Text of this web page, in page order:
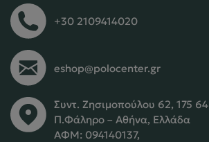
+30 2109414020
eshop@polocenter.gr
Συντ. Ζησιμοπούλου 62, 175 64
Π.Φάληρο – Αθήνα, Ελλάδα
ΑΦΜ: 094140137,